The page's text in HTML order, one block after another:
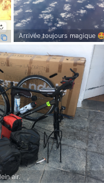
Arrivée toujours magique
air.